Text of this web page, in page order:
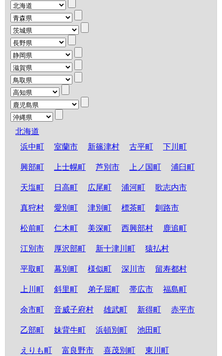
北海道
浜中町
室蘭市 新篠津村 古平町 下川町
興部町 上士幌町 芦別市 上ノ国町 浦臼町
天塩町 日高町 広尾町 浦河町 歌志内市
真狩村 愛別町 津別町 標茶町 釧路市
松前町 仁木町 美深町 西興部村 鹿追町
江別市 厚沢部町 新十津川町 猿払村
平取町 幕別町 様似町 深川市 留寿都村
上川町 斜里町 弟子屈町 帯広市 福島町
余市町 音威子府村 雄武町 新得町 赤平市
乙部町 妹背牛町 浜頓別町 池田町
えりも町 富良野市 喜茂別町 東川町